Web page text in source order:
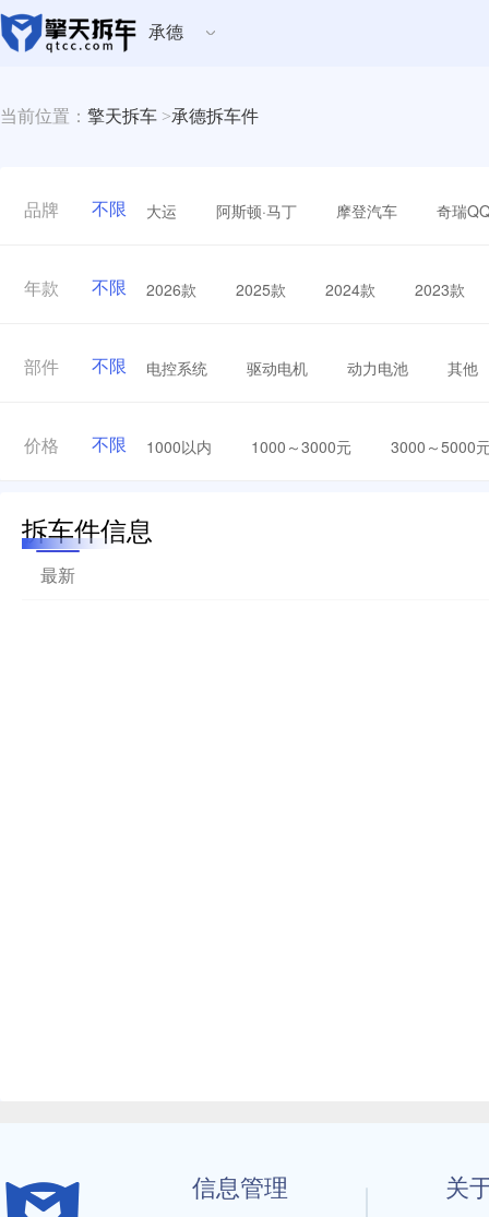
承德
当前位置： 擎天拆车 >承德拆车件
品牌 不限 大运 阿斯顿·马丁 摩登汽车 奇瑞
年款 不限 2026款 2025款 2024款 2023款
部件 不限 电控系统 驱动电机 动力电池 其他
价格 不限 1000以内 1000～3000元 3000～5000
拆车件信息
最新
信息管理 关